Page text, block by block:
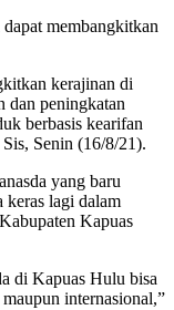
membangkitkan
kerajinan di
dan peningkatan
berbasis kearifan
Senin (16/8/21).
yang baru
keras lagi dalam
Kapuas
di Kapuas Hulu bisa
internasional,”